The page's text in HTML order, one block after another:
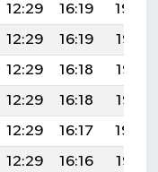
12:29 16:19
19:30
12:29 16:19
19:28
12:29 16:18
19:27
12:29 16:18
19:26
12:29 16:17
19:24
12:29 16:16
19:23